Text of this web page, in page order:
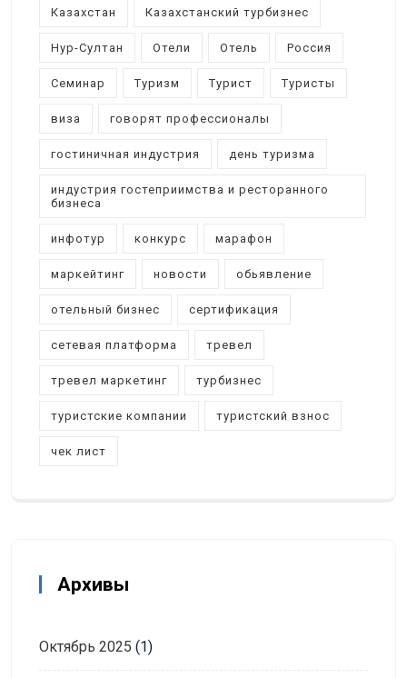
Казахстан Казахстанский турбизнес
Нур-Султан Отели Отель Россия
Семинар Туризм Турист Туристы
виза говорят профессионалы
гостиничная индустрия день туризма
индустрия гостеприимства и ресторанного
бизнеса
инфотур конкурс марафон
маркейтинг новости обьявление
отельный бизнес сертификация
сетевая платформа тревел
тревел маркетинг турбизнес
туристские компании туристский взнос
чек лист
Архивы
Октябрь 2025 (1)